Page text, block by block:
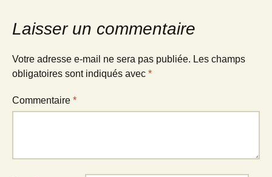
Laisser un commentaire
Votre adresse e-mail ne sera pas publiée. Les champs
obligatoires sont indiqués avec *
Commentaire *